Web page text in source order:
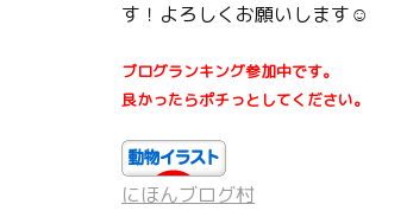
す！よろしくお願いします☺
ブログランキング参加中です。
良かったらポチっとしてください。
にほんブログ村